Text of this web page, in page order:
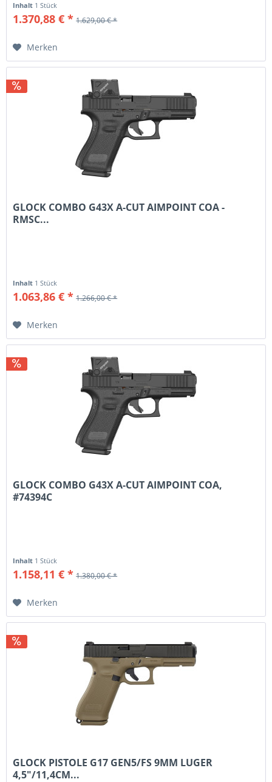
Inhalt 1 Stück
1.370,88 € * 1.629,00 € *
Merken
GLOCK COMBO G43X A-CUT AIMPOINT COA -
RMSC...
Inhalt 1 Stück
1.063,86 € * 1.266,00 € *
Merken
GLOCK COMBO G43X A-CUT AIMPOINT COA,
#74394C
Inhalt 1 Stück
1.158,11 € * 1.380,00 € *
Merken
GLOCK PISTOLE G17 GEN5/FS 9MM LUGER
4,5"/11,4CM...